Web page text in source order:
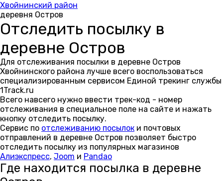
Хвойнинский район
деревня Остров
Отследить посылку в
деревне Остров
Для отслеживания посылки в деревне Остров
Хвойнинского района лучше всего воспользоваться
специализированным сервисом Единой трекинг службы
1Track.ru
Всего навсего нужно ввести трек-код - номер
отслеживания в специальное поле на сайте и нажать
кнопку отследить посылку.
Сервис по отслеживанию посылок и почтовых
отправлений в деревне Остров позволяет быстро
отследить посылку из популярных магазинов
Алиэкспресс, Joom и Pandao
Где находится посылка в деревне